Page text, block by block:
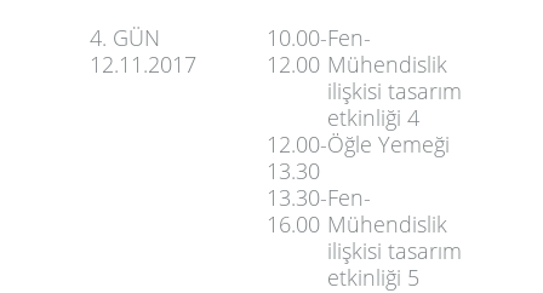
4. GÜN
12.11.2017
10.00-
12.00
Fen-
Mühendislik
ilişkisi tasarım
etkinliği 4
12.00-
13.30
Öğle Yemeği
13.30-
16.00
Fen-
Mühendislik
ilişkisi tasarım
etkinliği 5